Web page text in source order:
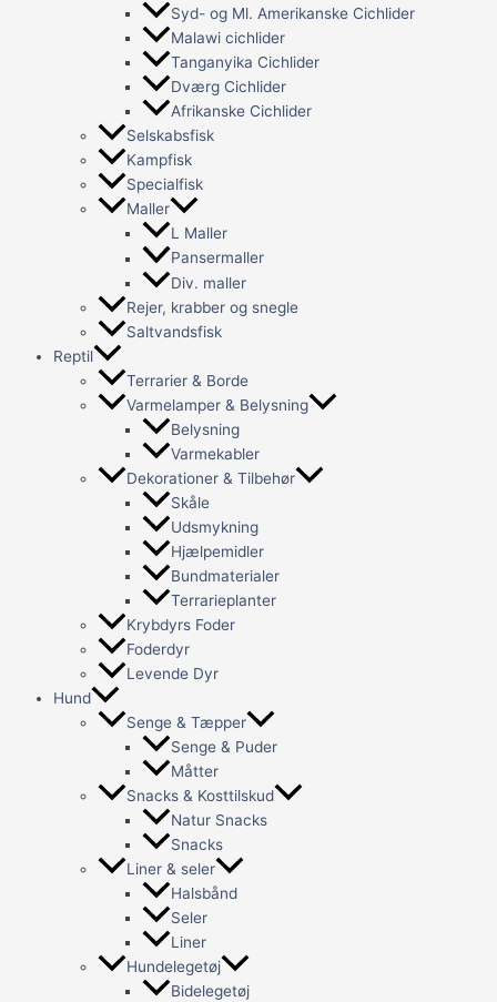
Syd- og Ml. Amerikanske Cichlider
Malawi cichlider
Tanganyika Cichlider
Dværg Cichlider
Afrikanske Cichlider
Selskabsfisk
Kampfisk
Specialfisk
Maller
L Maller
Pansermaller
Div. maller
Rejer, krabber og snegle
Saltvandsfisk
Reptil
Terrarier & Borde
Varmelamper & Belysning
Belysning
Varmekabler
Dekorationer & Tilbehør
Skåle
Udsmykning
Hjælpemidler
Bundmaterialer
Terrarieplanter
Krybdyrs Foder
Foderdyr
Levende Dyr
Hund
Senge & Tæpper
Senge & Puder
Måtter
Snacks & Kosttilskud
Natur Snacks
Snacks
Liner & seler
Halsbånd
Seler
Liner
Hundelegetøj
Bidelegetøj